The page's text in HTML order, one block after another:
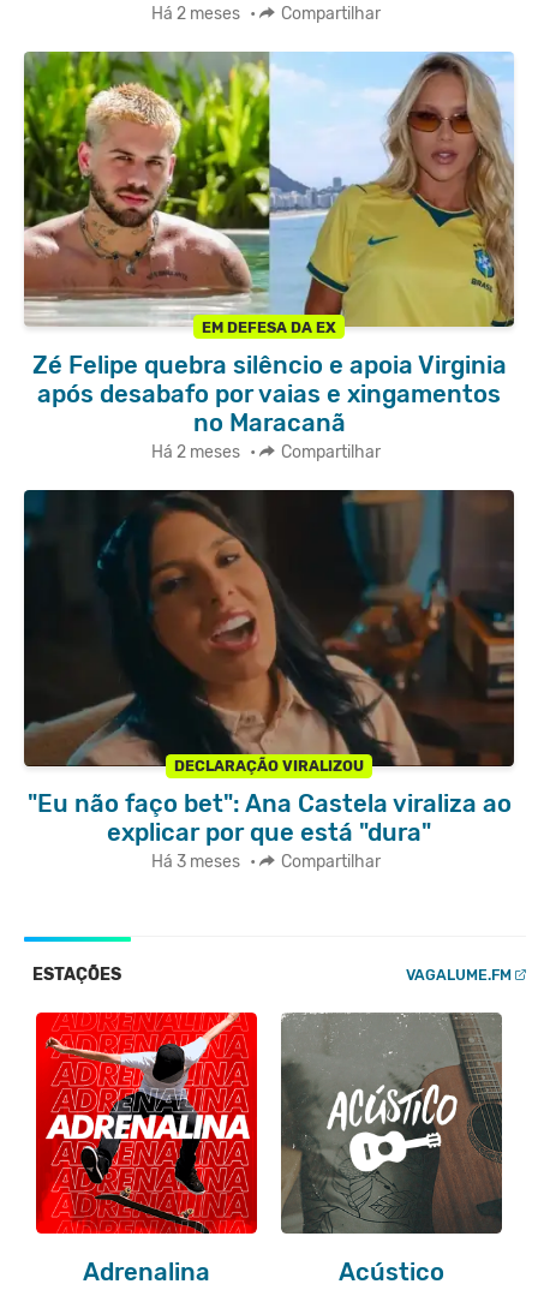
Há 2 meses • Compartilhar
EM DEFESA DA EX
Zé Felipe quebra silêncio e apoia Virginia
após desabafo por vaias e xingamentos
no Maracanã
Há 2 meses • Compartilhar
DECLARAÇÃO VIRALIZOU
"Eu não faço bet": Ana Castela viraliza ao
explicar por que está "dura"
Há 3 meses • Compartilhar
ESTAÇÕES VAGALUME.FM
Adrenalina Acústico